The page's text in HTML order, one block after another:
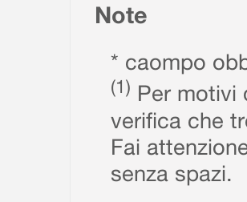
Note
* caompo
(1) Per motivi
verifica che
Fai
senza spazi.